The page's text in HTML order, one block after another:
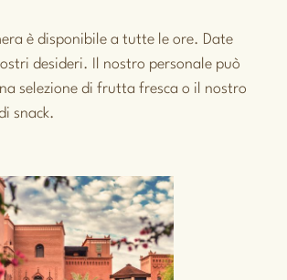
è disponibile a tutte le ore. Date
desideri. Il nostro personale può
selezione di frutta fresca o il nostro
snack.